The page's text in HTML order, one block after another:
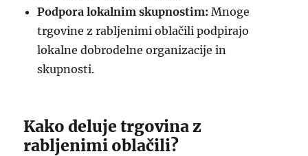
Podpora lokalnim skupnostim: Mnoge
trgovine z rabljenimi oblačili podpirajo
lokalne dobrodelne organizacije in
skupnosti.
Kako deluje trgovina z
rabljenimi oblačili?